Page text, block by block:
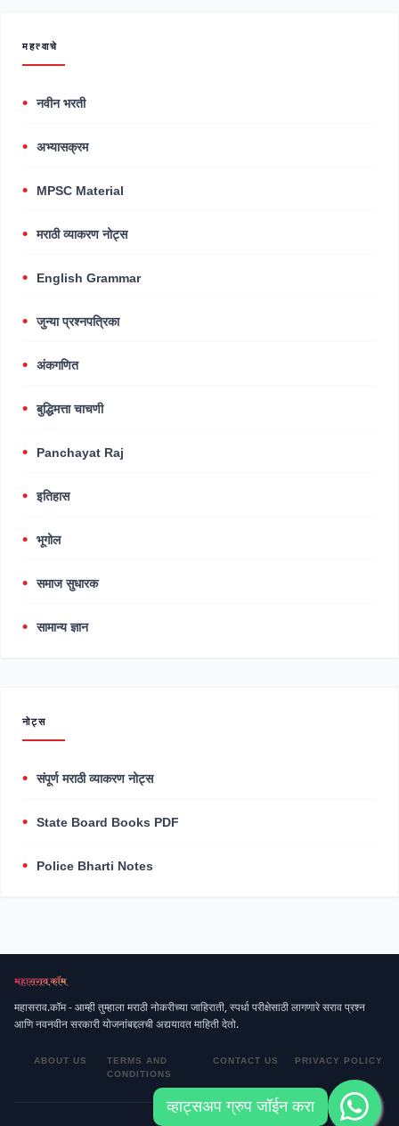
महत्वाचे
नवीन भरती
अभ्यासक्रम
MPSC Material
मराठी व्याकरण नोट्स
English Grammar
जुन्या प्रश्नपत्रिका
अंकगणित
बुद्धिमत्ता चाचणी
Panchayat Raj
इतिहास
भूगोल
समाज सुधारक
सामान्य ज्ञान
नोट्स
संपूर्ण मराठी व्याकरण नोट्स
State Board Books PDF
Police Bharti Notes
महासराव.कॉम - आम्ही तुम्हाला मराठी नोकरीच्या जाहिराती, स्पर्धा परीक्षेसाठी लागणारे सराव प्रश्न
आणि नवनवीन सरकारी योजनांबद्दलची अद्ययावत माहिती देतो.
ABOUT US
TERMS AND
CONDITIONS
CONTACT US PRIVACY POLICY
व्हाट्सअप ग्रुप जॉईन करा